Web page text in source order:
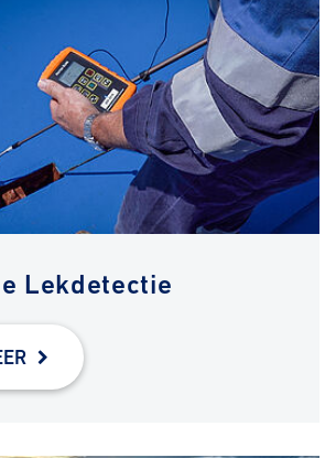
Lekdetectie